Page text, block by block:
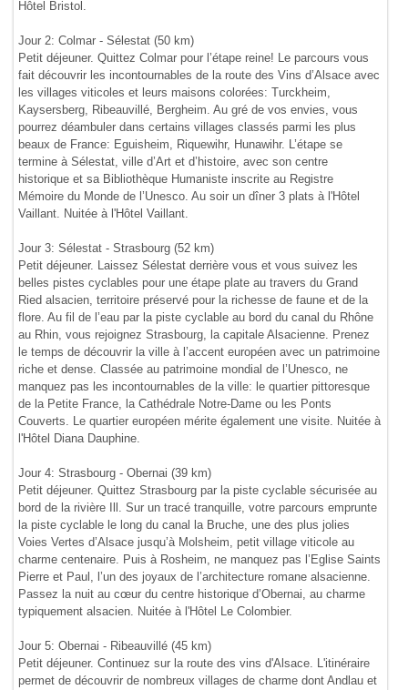
Hôtel Bristol.
Jour 2: Colmar - Sélestat (50 km)
Petit déjeuner. Quittez Colmar pour l’étape reine! Le parcours vous
fait découvrir les incontournables de la route des Vins d’Alsace avec
les villages viticoles et leurs maisons colorées: Turckheim,
Kaysersberg, Ribeauvillé, Bergheim. Au gré de vos envies, vous
pourrez déambuler dans certains villages classés parmi les plus
beaux de France: Eguisheim, Riquewihr, Hunawihr. L’étape se
termine à Sélestat, ville d’Art et d’histoire, avec son centre
historique et sa Bibliothèque Humaniste inscrite au Registre
Mémoire du Monde de l’Unesco. Au soir un dîner 3 plats à l'Hôtel
Vaillant. Nuitée à l'Hôtel Vaillant.
Jour 3: Sélestat - Strasbourg (52 km)
Petit déjeuner. Laissez Sélestat derrière vous et vous suivez les
belles pistes cyclables pour une étape plate au travers du Grand
Ried alsacien, territoire préservé pour la richesse de faune et de la
flore. Au fil de l’eau par la piste cyclable au bord du canal du Rhône
au Rhin, vous rejoignez Strasbourg, la capitale Alsacienne. Prenez
le temps de découvrir la ville à l’accent européen avec un patrimoine
riche et dense. Classée au patrimoine mondial de l’Unesco, ne
manquez pas les incontournables de la ville: le quartier pittoresque
de la Petite France, la Cathédrale Notre-Dame ou les Ponts
Couverts. Le quartier européen mérite également une visite. Nuitée à
l'Hôtel Diana Dauphine.
Jour 4: Strasbourg - Obernai (39 km)
Petit déjeuner. Quittez Strasbourg par la piste cyclable sécurisée au
bord de la rivière Ill. Sur un tracé tranquille, votre parcours emprunte
la piste cyclable le long du canal la Bruche, une des plus jolies
Voies Vertes d’Alsace jusqu’à Molsheim, petit village viticole au
charme centenaire. Puis à Rosheim, ne manquez pas l’Eglise Saints
Pierre et Paul, l’un des joyaux de l’architecture romane alsacienne.
Passez la nuit au cœur du centre historique d’Obernai, au charme
typiquement alsacien. Nuitée à l'Hôtel Le Colombier.
Jour 5: Obernai - Ribeauvillé (45 km)
Petit déjeuner. Continuez sur la route des vins d'Alsace. L'itinéraire
permet de découvrir de nombreux villages de charme dont Andlau et